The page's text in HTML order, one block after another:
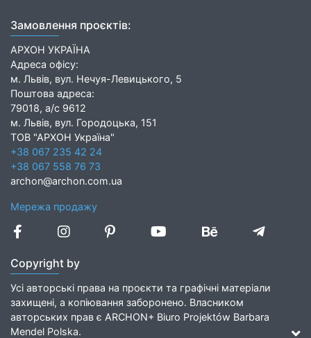
Замовлення проєктів:
АРХОН УКРАЇНА
Адреса офісу:
м. Львів, вул. Нечуя-Левицького, 5
Поштова адреса:
79018, а/с 9612
м. Львів, вул. Городоцька, 151
ТОВ "АРХОН Україна"
+38 067 235 42 24
+38 067 558 76 73
archon@archon.com.ua
Мережа продажу
Copyright by
Усі авторські права на проєкти та графічні матеріали
захищені, а копіювання заборонено. Власником
авторських прав є ARCHON+ Biuro Projektów Barbara
Mendel Polska.